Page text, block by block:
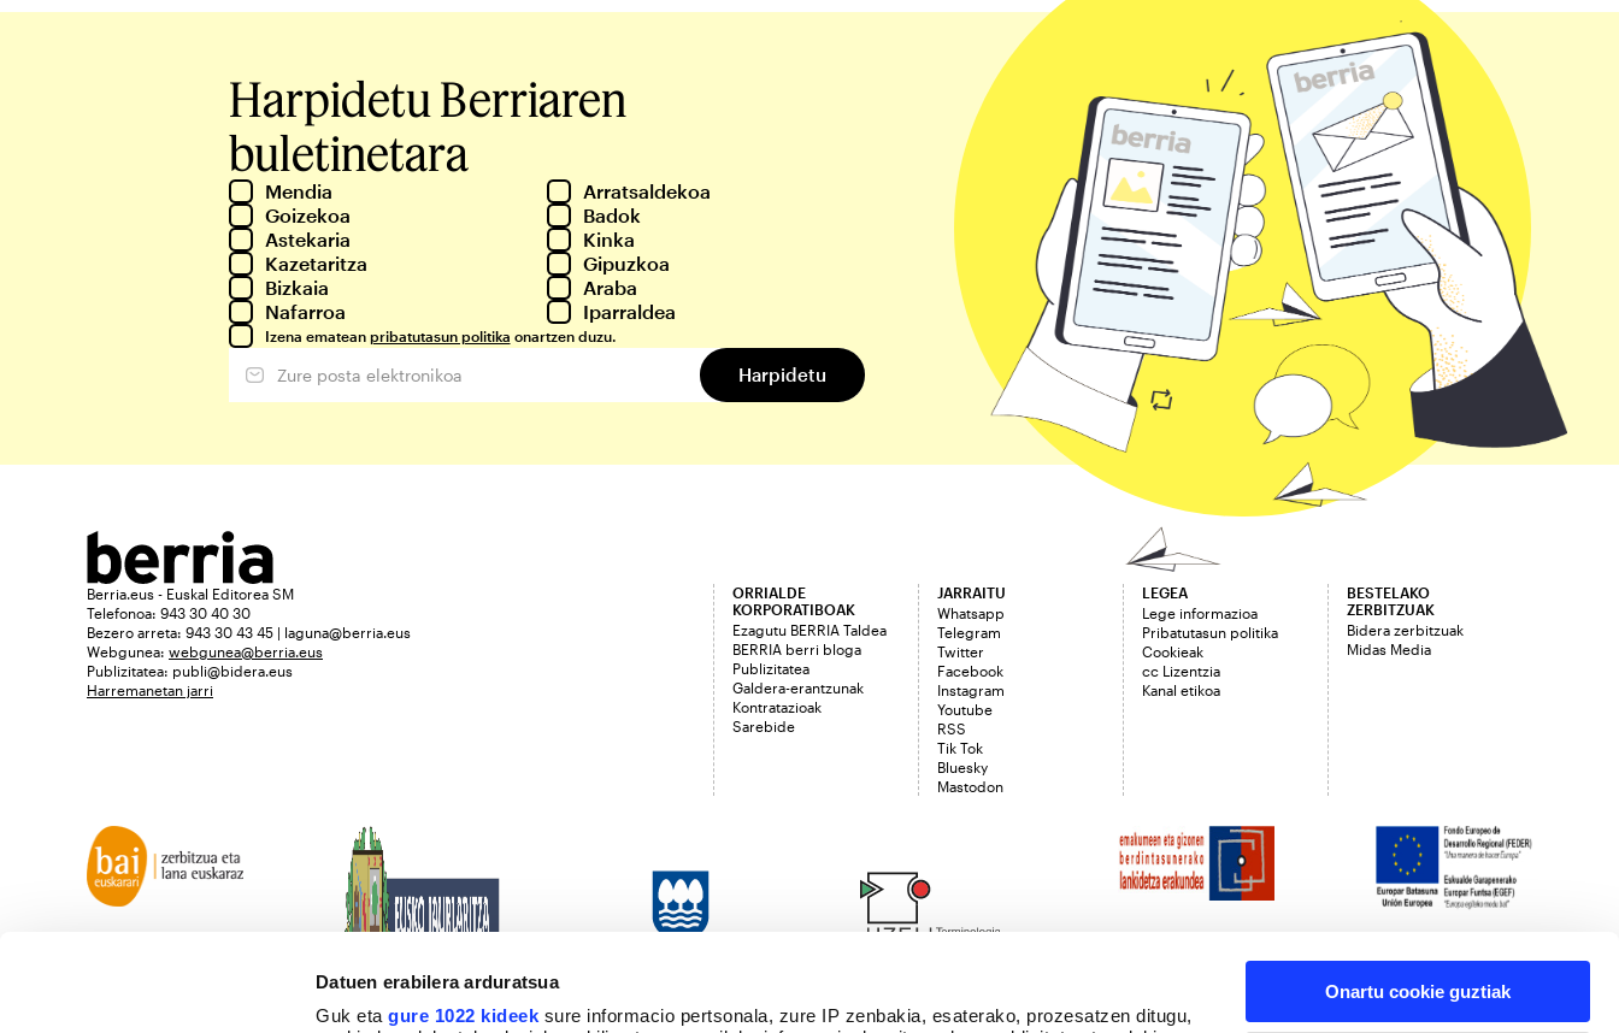
Datuen erabilera arduratsua
Guk etagure 1022 kideek sure informacio pertsonala, zure IP zenbakia, esaterako, prozesatzen ditugu,
Onartu cookie guztiak
Harpidetu Berriaren
buletinetara
Mendia
Arratsaldekoa
Goizekoa
Badok
Astekaria
Kinka
Kazetaritza
Gipuzkoa
Bizkaia
Araba
Nafarroa
Iparraldea
Izena ematean pribatutasun politika onartzen duzu.
Berria.eus - Euskal Editorea SM
Telefonoa: 943 30 40 30
Bezero arreta: 943 30 43 45 | laguna@berria.eus
Webgunea: webgunea@berria.eus
Publizitatea: publi@bidera.eus
Harremanetan jarri
ORRIALDE
KORPORATIBOAK
Ezagutu BERRIA Taldea
BERRIA berri bloga
Publizitatea
Galdera-erantzunak
Kontratazioak
Sarebide
JARRAITU
Whatsapp
Telegram
Twitter
Facebook
Instagram
Youtube
RSS
Tik Tok
Bluesky
Mastodon
LEGEA
Lege informazioa
Pribatutasun politika
Cookieak
cc Lizentzia
Kanal etikoa
BESTELAKO
ZERBITZUAK
Bidera zerbitzuak
Midas Media